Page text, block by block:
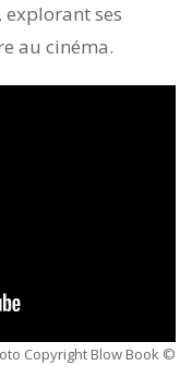
ses
au cinéma.
Copyright Blow Book ©